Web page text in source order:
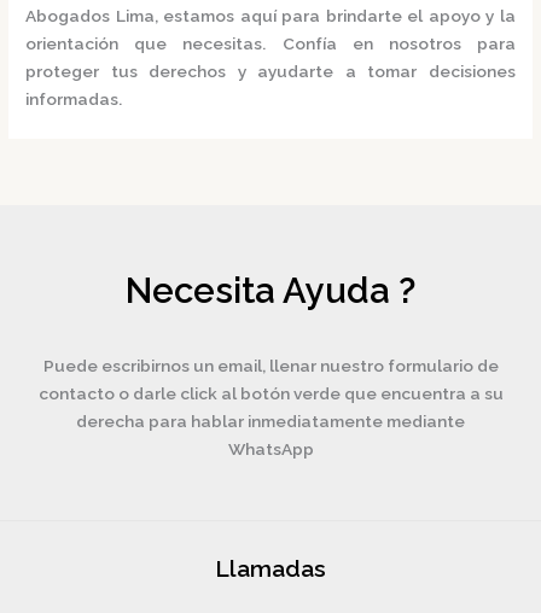
Abogados Lima, estamos aquí para brindarte el apoyo y la
orientación que necesitas. Confía en nosotros para
proteger tus derechos y ayudarte a tomar decisiones
informadas.
Necesita Ayuda ?
Puede escribirnos un email, llenar nuestro formulario de
contacto o darle click al botón verde que encuentra a su
derecha para hablar inmediatamente mediante
WhatsApp
Llamadas